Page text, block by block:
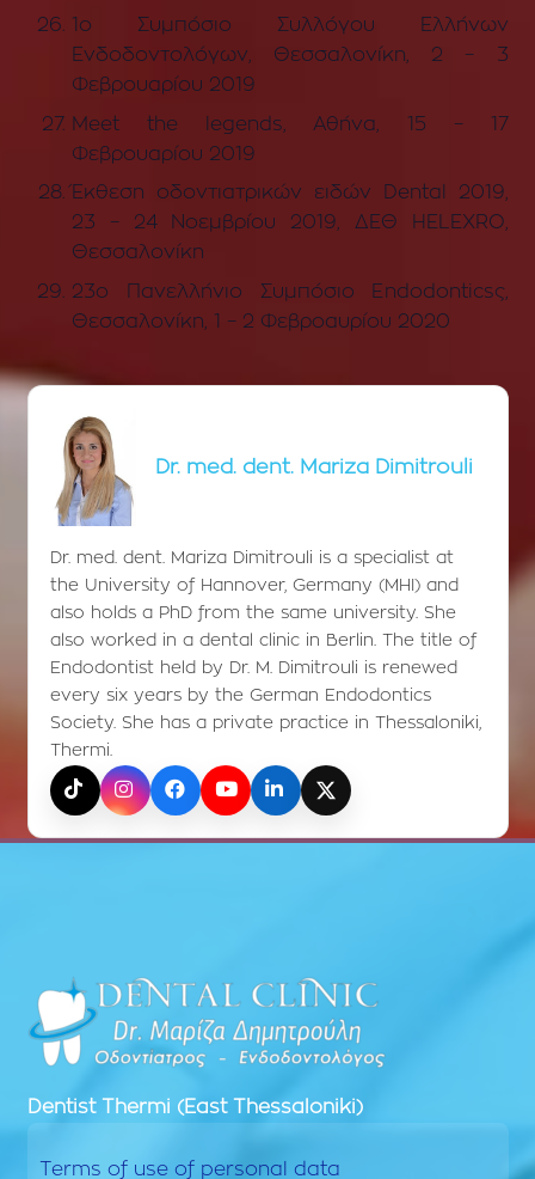
1ο Συμπόσιο Συλλόγου Ελλήνων
Ενδοδοντολόγων, Θεσσαλονίκη, 2 – 3
Φεβρουαρίου 2019
Meet the legends, Αθήνα, 15 – 17
Φεβρουαρίου 2019
Έκθεση οδοντιατρικών ειδών Dental 2019,
23 – 24 Νοεμβρίου 2019, ΔΕΘ HELEXRO,
Θεσσαλονίκη
23ο Πανελλήνιο Συμπόσιο Endodonticsς,
Θεσσαλονίκη, 1 – 2 Φεβροαυρίου 2020
Dr. med. dent. Mariza Dimitrouli
Dr. med. dent. Mariza Dimitrouli is a specialist at
the University of Hannover, Germany (MHI) and
also holds a PhD from the same university. She
also worked in a dental clinic in Berlin. The title of
Endodontist held by Dr. M. Dimitrouli is renewed
every six years by the German Endodontics
Society. She has a private practice in Thessaloniki,
Thermi.
TikTokInstagramFacebookYouTubeLinkedInX (Twitter)
Dentist Thermi (East Thessaloniki)
Terms of use of personal data